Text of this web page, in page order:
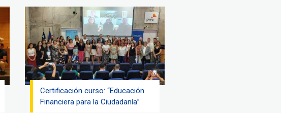
Certificación curso: “Educación
Financiera para la Ciudadanía”